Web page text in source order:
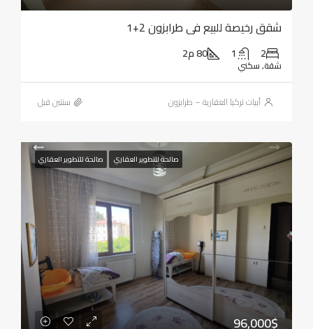
شقق رخيصة للبيع في طرابزون 2+1
2
1 80 م2
شقة, سكني
أبيات تركيا العقارية – طرابزون ‏سنتين قبل
صالحة للتطوير العقاري صالحة للتطوير العقاري
96,000$